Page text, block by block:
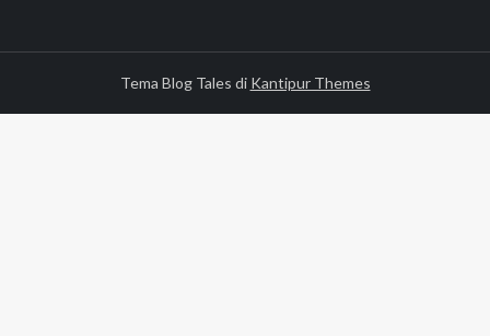
Tema Blog Tales di Kantipur Themes